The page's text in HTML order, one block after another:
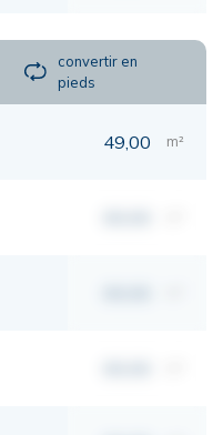
convertir en
pieds
49,00 m²